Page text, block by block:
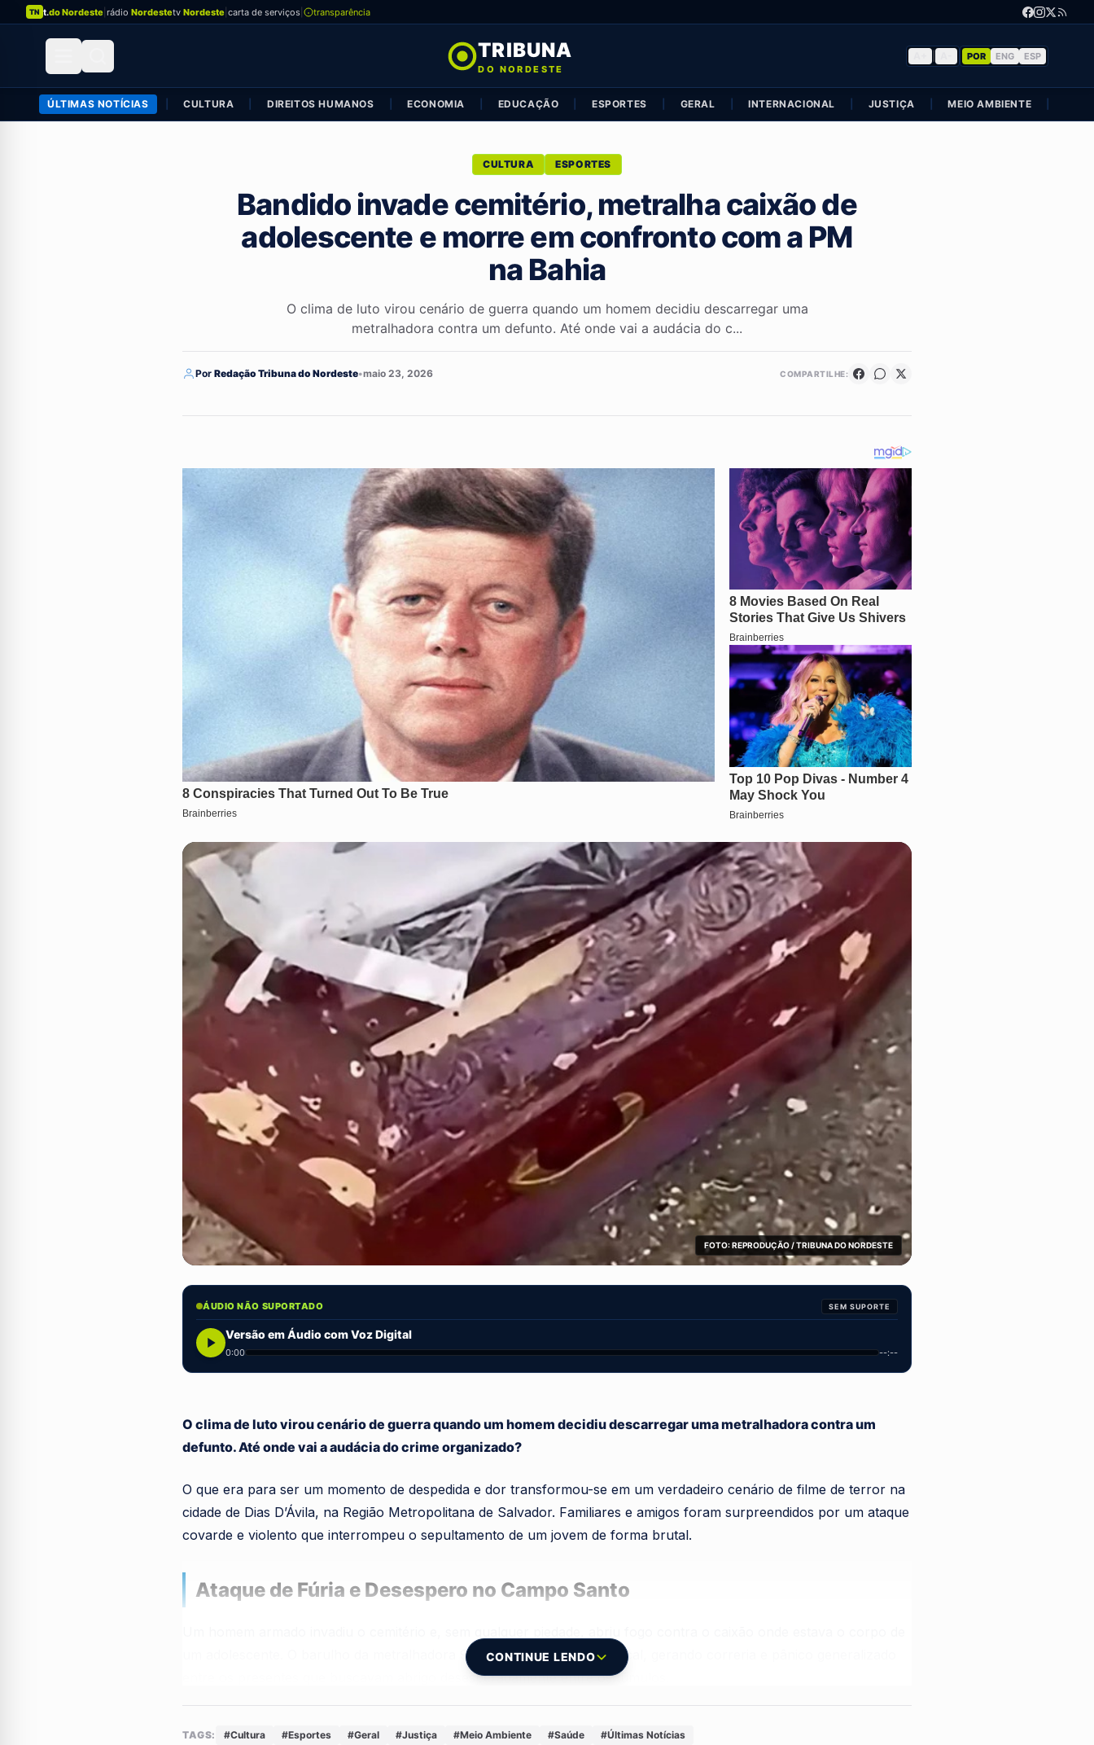
TN t.do Nordeste rádio Nordestetv Nordeste carta de serviços transparência
TRIBUNA
DO NORDESTE
POR ENG ESP
ÚLTIMAS NOTÍCIAS CULTURA DIREITOS HUMANOS ECONOMIA EDUCAÇÃO ESPORTES GERAL INTERNACIONAL JUSTIÇA MEIO AMBIENTE
CULTURA ESPORTES
Bandido invade cemitério, metralha caixão de
adolescente e morre em confronto com a PM
na Bahia
O clima de luto virou cenário de guerra quando um homem decidiu descarregar uma
metralhadora contra um defunto. Até onde vai a audácia do c...
Por Redação Tribuna do Nordeste•maio 23, 2026 COMPARTILHE:
FOTO: REPRODUÇÃO / TRIBUNA DO NORDESTE
ÁUDIO NÃO SUPORTADO SEM SUPORTE
Versão em Áudio com Voz Digital
0:00 --:--
O clima de luto virou cenário de guerra quando um homem decidiu descarregar uma metralhadora contra um
defunto. Até onde vai a audácia do crime organizado?
O que era para ser um momento de despedida e dor transformou-se em um verdadeiro cenário de filme de terror na
cidade de Dias D’Ávila, na Região Metropolitana de Salvador. Familiares e amigos foram surpreendidos por um ataque
covarde e violento que interrompeu o sepultamento de um jovem de forma brutal.
Ataque de Fúria e Desespero no Campo Santo
um adolescente. O barulho da metralhadora 9 milímetros ecoou pelo local, gerando correria e pânico generalizado
entre os presentes que buscavam abrigo desesperadamente entre os túmulos.
CONTINUE LENDO
TAGS: #Cultura #Esportes #Geral #Justiça #Meio Ambiente #Saúde #Últimas Notícias